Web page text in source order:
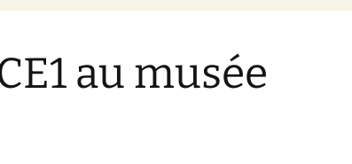
l’AIP
Infos pratiques
Maternelle
Infos pratiques
Élémentaire
au musée